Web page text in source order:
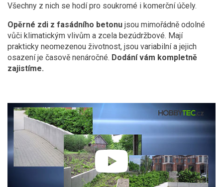
Všechny z nich se hodí pro soukromé i komerční účely.
Opěrné zdi z fasádního betonu jsou mimořádně odolné
vůči klimatickým vlivům a zcela bezúdržbové. Mají
prakticky neomezenou životnost, jsou variabilní a jejich
osazení je časově nenáročné. Dodání vám kompletně
zajistíme.